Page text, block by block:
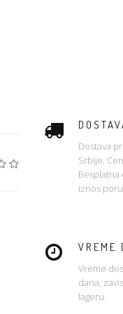
Dostava
Srbije.
Besplatna
iznos
VREME
Vreme
dana,
lageru.